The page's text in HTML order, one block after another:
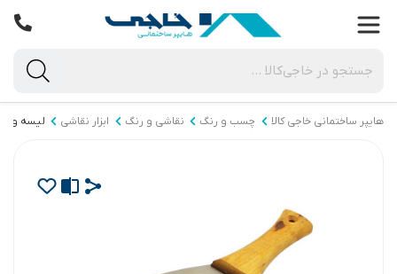
هایپر ساختمانی خاجی‌ کالا چسب و رنگ نقاشی و رنگ ابزار نقاشی لیسه و